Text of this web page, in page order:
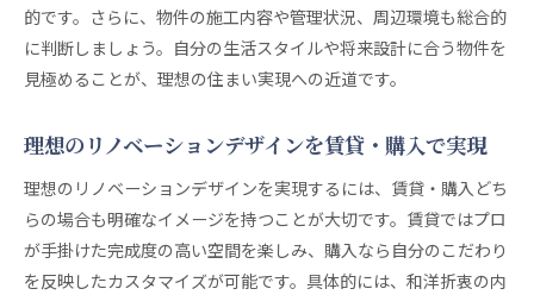
的です。さらに、物件の施工内容や管理状況、周辺環境も総合的
に判断しましょう。自分の生活スタイルや将来設計に合う物件を
見極めることが、理想の住まい実現への近道です。
理想のリノベーションデザインを賃貸・購入で実現
理想のリノベーションデザインを実現するには、賃貸・購入どち
らの場合も明確なイメージを持つことが大切です。賃貸ではプロ
が手掛けた完成度の高い空間を楽しみ、購入なら自分のこだわり
を反映したカスタマイズが可能です。具体的には、和洋折衷の内